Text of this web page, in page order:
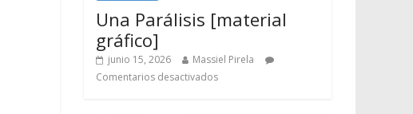
Una Parálisis [material
gráfico]
junio 15, 2026
Massiel Pirela
Comentarios desactivados